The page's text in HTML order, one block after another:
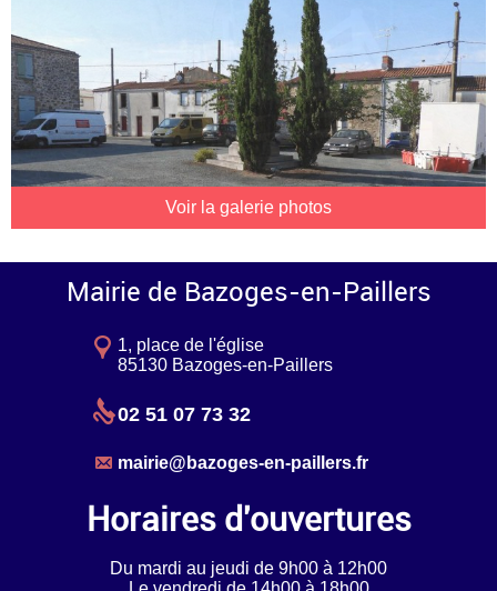
Voir la galerie photos
Mairie de Bazoges-en-Paillers
1, place de l'église
85130 Bazoges-en-Paillers
02 51 07 73 32
mairie@bazoges-en-paillers.fr
Horaires d'ouvertures
Du mardi au jeudi de 9h00 à 12h00